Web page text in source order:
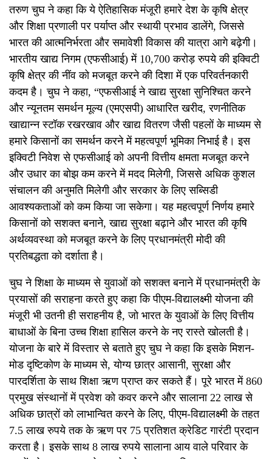
तरुण चुघ ने कहा कि ये ऐतिहासिक मंजूरी हमारे देश के कृषि क्षेत्र
और शिक्षा प्रणाली पर पर्याप्त और स्थायी प्रभाव डालेंगे, जिससे
भारत की आत्मनिर्भरता और समावेशी विकास की यात्रा आगे बढ़ेगी।
भारतीय खाद्य निगम (एफसीआई) में 10,700 करोड़ रुपये की इक्विटी
कृषि क्षेत्र की नींव को मजबूत करने की दिशा में एक परिवर्तनकारी
कदम है। चुघ ने कहा, “एफसीआई ने खाद्य सुरक्षा सुनिश्चित करने
और न्यूनतम समर्थन मूल्य (एमएसपी) आधारित खरीद, रणनीतिक
खाद्यान्न स्टॉक रखरखाव और खाद्य वितरण जैसी पहलों के माध्यम से
हमारे किसानों का समर्थन करने में महत्वपूर्ण भूमिका निभाई है। इस
इक्विटी निवेश से एफसीआई को अपनी वित्तीय क्षमता मजबूत करने
और उधार का बोझ कम करने में मदद मिलेगी, जिससे अधिक कुशल
संचालन की अनुमति मिलेगी और सरकार के लिए सब्सिडी
आवश्यकताओं को कम किया जा सकेगा। यह महत्वपूर्ण निर्णय हमारे
किसानों को सशक्त बनाने, खाद्य सुरक्षा बढ़ाने और भारत की कृषि
अर्थव्यवस्था को मजबूत करने के लिए प्रधानमंत्री मोदी की
प्रतिबद्धता को दर्शाता है।
चुघ ने शिक्षा के माध्यम से युवाओं को सशक्त बनाने में प्रधानमंत्री के
प्रयासों की सराहना करते हुए कहा कि पीएम-विद्यालक्ष्मी योजना की
मंजूरी भी उतनी ही सराहनीय है, जो भारत के युवाओं के लिए वित्तीय
बाधाओं के बिना उच्च शिक्षा हासिल करने के नए रास्ते खोलती है।
योजना के बारे में विस्तार से बताते हुए चुघ ने कहा कि इसके मिशन-
मोड दृष्टिकोण के माध्यम से, योग्य छात्र आसानी, सुरक्षा और
पारदर्शिता के साथ शिक्षा ऋण प्राप्त कर सकते हैं। पूरे भारत में 860
प्रमुख संस्थानों में प्रवेश को कवर करने और सालाना 22 लाख से
अधिक छात्रों को लाभान्वित करने के लिए, पीएम-विद्यालक्ष्मी के तहत
7.5 लाख रुपये तक के ऋण पर 75 प्रतिशत क्रेडिट गारंटी प्रदान
करता है। इसके साथ 8 लाख रुपये सालाना आय वाले परिवार के